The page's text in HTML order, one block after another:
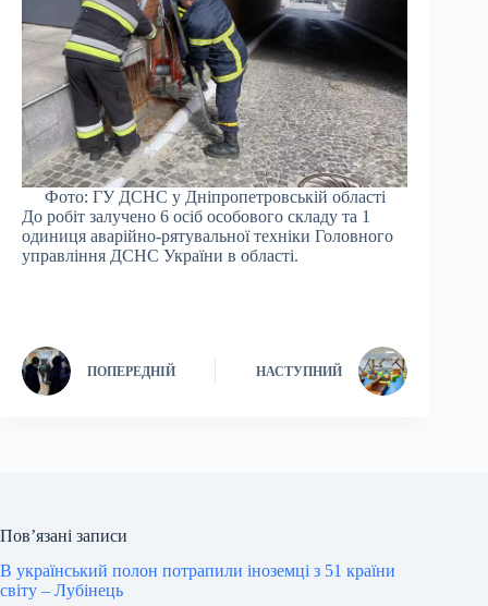
Фото: ГУ ДСНС у Дніпропетровській області
До робіт залучено 6 осіб особового складу та 1
одиниця аварійно-рятувальної техніки Головного
управління ДСНС України в області.
ПОПЕРЕДНІЙ НАСТУПНИЙ
Пов’язані записи
В український полон потрапили іноземці з 51 країни
світу – Лубінець